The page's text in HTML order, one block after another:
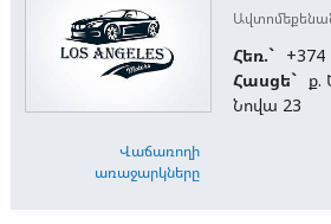
Վաճառողի
առաջարկները
Հեռ.` +374
Հասցե` ք.
Նովա 23